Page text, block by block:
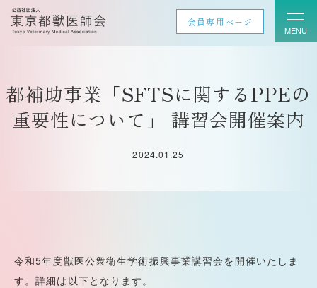
会員専用ページ
都補助事業「SFTSに関するPPEの
重要性について」 講習会開催案内
2024.01.25
令和5年度獣医公衆衛生学術振興事業講習会を開催いたしま
す。詳細は以下となります。